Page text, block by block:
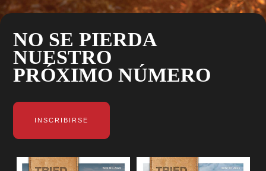
NO SE PIERDA
NUESTRO
PRÓXIMO NÚMERO
INSCRIBIRSE